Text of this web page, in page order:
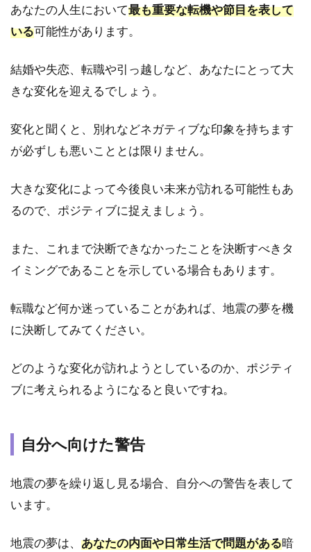
にい
ると
がく
る夢
②お
風呂
やト
にい
に地
くる
③職
場に
いる
がく
る夢
校に
地震
がく
2.5
あなたの人生において最も重要な転機や節目を表して
いる可能性があります。
結婚や失恋、転職や引っ越しなど、あなたにとって大
きな変化を迎えるでしょう。
変化と聞くと、別れなどネガティブな印象を持ちます
が必ずしも悪いこととは限りません。
大きな変化によって今後良い未来が訪れる可能性もあ
るので、ポジティブに捉えましょう。
また、これまで決断できなかったことを決断すべきタ
イミングであることを示している場合もあります。
転職など何か迷っていることがあれば、地震の夢を機
に決断してみてください。
どのような変化が訪れようとしているのか、ポジティ
ブに考えられるようになると良いですね。
自分へ向けた警告
地震の夢を繰り返し見る場合、自分への警告を表して
います。
地震の夢は、 あなたの内面や日常生活で問題がある暗